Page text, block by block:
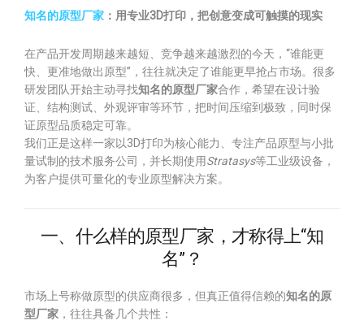
知名的原型厂家 ：用专业3D打印，把创意变成可触摸的现实
在产品开发周期越来越短、竞争越来越激烈的今天，“谁能更
快、更准地做出原型”，往往就决定了谁能更早抢占市场。很多
研发团队开始主动寻找知名的原型厂家合作，希望在设计验
证、结构测试、外观评审等环节，把时间压缩到极致，同时保
证原型品质稳定可靠。
我们正是这样一家以3D打印为核心能力、专注产品原型与小批
量试制的技术服务公司，并长期使用Stratasys等工业级设备，
为客户提供可量化的专业原型解决方案。
一、什么样的原型厂家，才称得上“知
名”？
市场上号称做原型的供应商很多，但真正值得信赖的知名的原
型厂家 ，往往具备几个共性：